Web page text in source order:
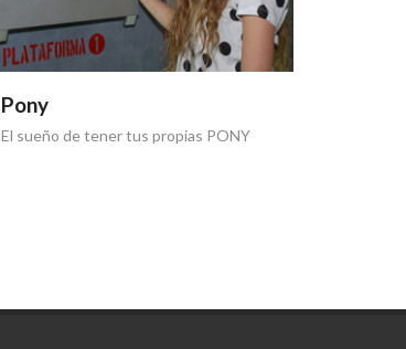
Pony
El sueño de tener tus propias PONY